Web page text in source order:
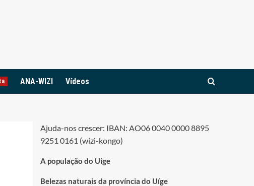
ANA-WIZI Vídeos
Ajuda-nos crescer: IBAN: AO06 0040 0000 8895
9251 0161 (wizi-kongo)
A população do Uige
Belezas naturais da província do Uíge